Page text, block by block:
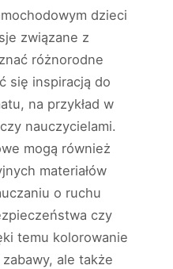
dzieci
związane z
różnorodne
się inspiracją do
na przykład w
nauczycielami.
mogą również
materiałów
o ruchu
czy
temu kolorowanie
ale także